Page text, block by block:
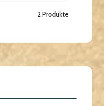
2 Produkte